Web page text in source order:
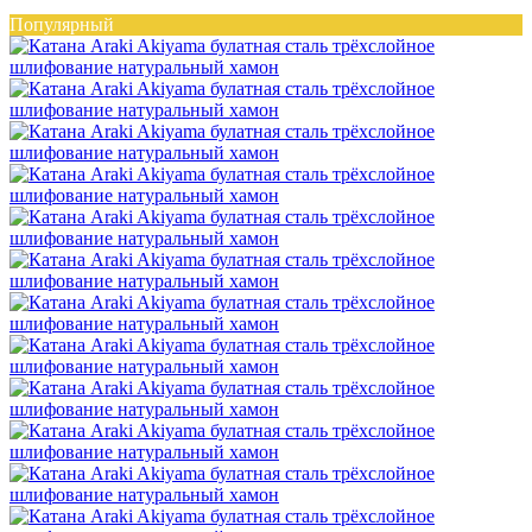
Популярный